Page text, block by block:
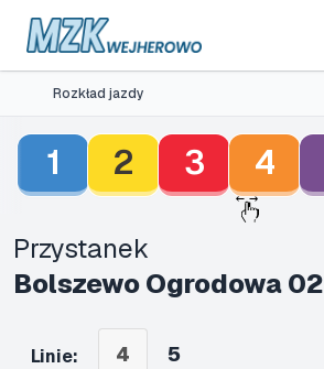
Rozkład jazdy
1 2 3 4
Przystanek
Bolszewo Ogrodowa 02
Linie: 4 5